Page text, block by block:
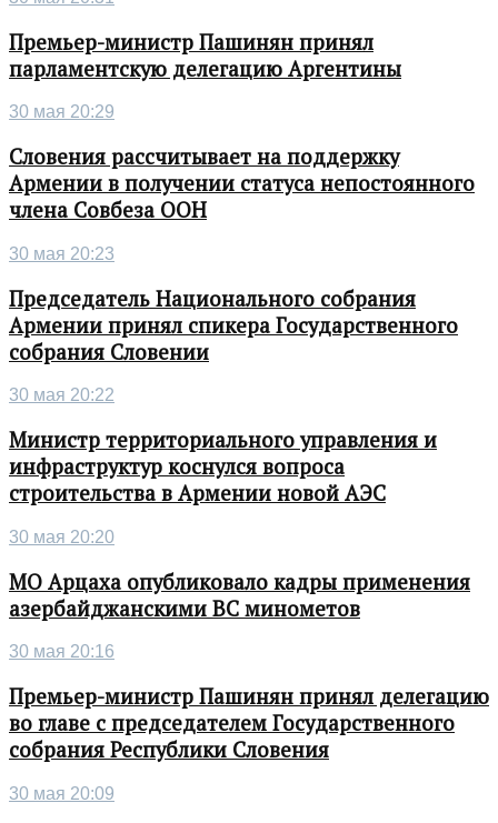
Премьер-министр Пашинян принял
парламентскую делегацию Аргентины
30 мая 20:29
Словения рассчитывает на поддержку
Армении в получении статуса непостоянного
члена Совбеза ООН
30 мая 20:23
Председатель Национального собрания
Армении принял спикера Государственного
собрания Словении
30 мая 20:22
Министр территориального управления и
инфраструктур коснулся вопроса
строительства в Армении новой АЭС
30 мая 20:20
МО Арцаха опубликовало кадры применения
азербайджанскими ВС минометов
30 мая 20:16
Премьер-министр Пашинян принял делегацию
во главе с председателем Государственного
собрания Республики Словения
30 мая 20:09